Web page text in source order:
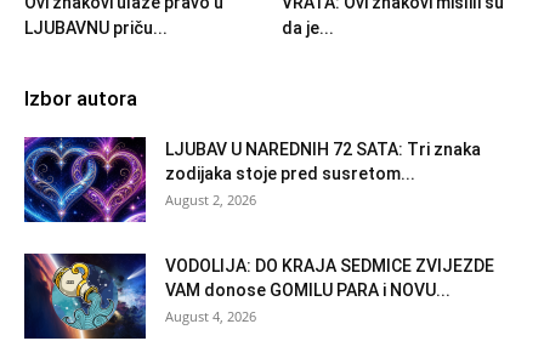
LJUBAVNU priču...
da je...
Izbor autora
LJUBAV U NAREDNIH 72 SATA: Tri znaka
zodijaka stoje pred susretom...
August 2, 2026
VODOLIJA: DO KRAJA SEDMICE ZVIJEZDE
VAM donose GOMILU PARA i NOVU...
August 4, 2026